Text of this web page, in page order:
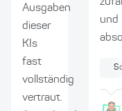
Ausgaben
dieser
KIs
fast
vollständig
vertraut.
und